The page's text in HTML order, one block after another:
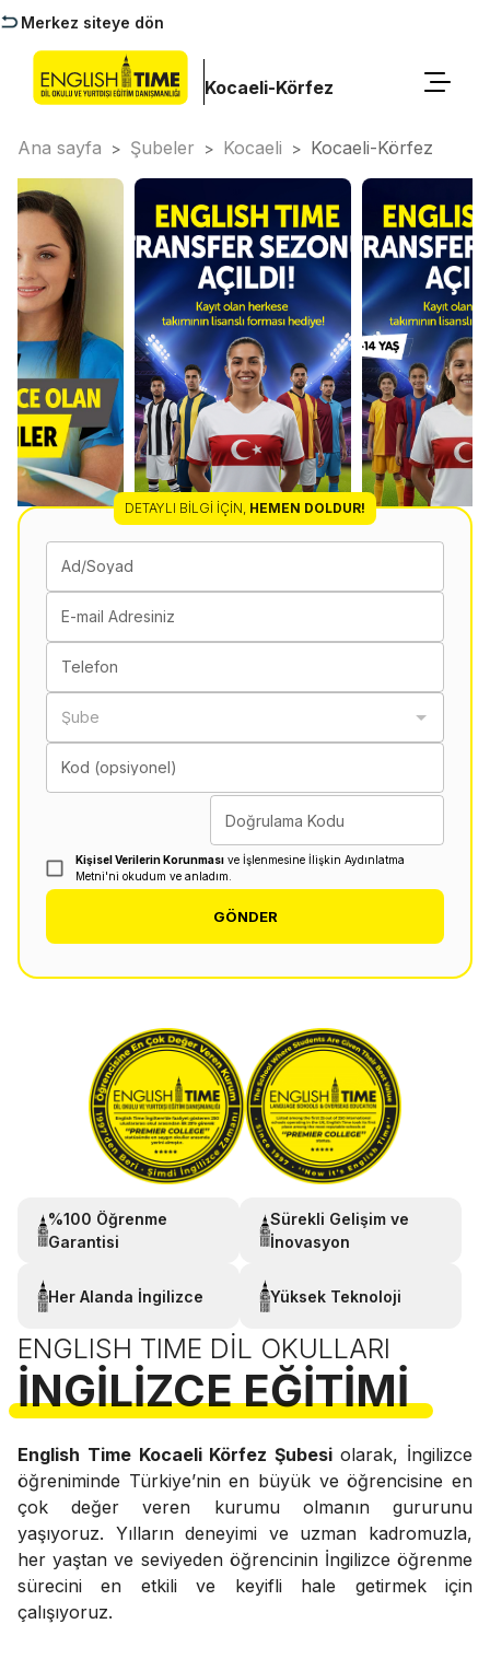
Merkez siteye dön
Kocaeli-Körfez
Ana sayfa > Şubeler > Kocaeli > Kocaeli-Körfez
DETAYLI BILGI İÇIN, HEMEN DOLDUR!
Ad/Soyad
E-mail Adresiniz
Telefon
Şube
Kod (opsiyonel)
Doğrulama Kodu
Kişisel Verilerin Korunması ve İşlenmesine İlişkin Aydınlatma
Metni'ni okudum ve anladım.
GÖNDER
%100 Öğrenme
Garantisi
Sürekli Gelişim ve
İnovasyon
Her Alanda İngilizce Yüksek Teknoloji
ENGLISH TIME DIL OKULLARI
İNGILIZCE EĞITIMI
English Time Kocaeli Körfez Şubesiolarak, İngilizce
öğreniminde Türkiye’nin en büyük ve öğrencisine en
çok değer veren kurumu olmanın gururunu
yaşıyoruz. Yılların deneyimi ve uzman kadromuzla,
her yaştan ve seviyeden öğrencinin İngilizce öğrenme
sürecini en etkili ve keyifli hale getirmek için
çalışıyoruz.